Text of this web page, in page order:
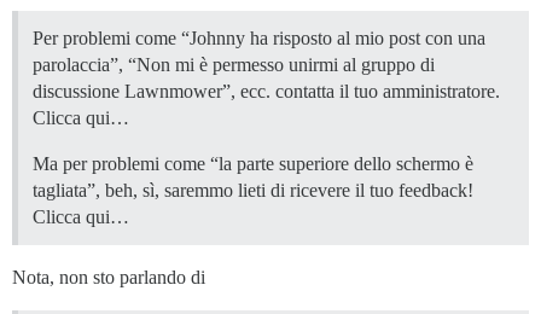
Per problemi come “Johnny ha risposto al mio post con una
parolaccia”, “Non mi è permesso unirmi al gruppo di
discussione Lawnmower”, ecc. contatta il tuo amministratore.
Clicca qui…
Ma per problemi come “la parte superiore dello schermo è
tagliata”, beh, sì, saremmo lieti di ricevere il tuo feedback!
Clicca qui…
Nota, non sto parlando di